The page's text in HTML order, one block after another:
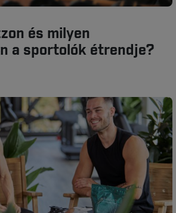
és milyen
a sportolók étrendje?